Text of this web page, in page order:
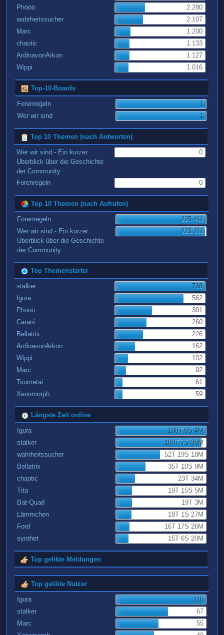
Phööö
2.280
wahrheitssucher
2.107
Marc
1.200
chaotic
1.133
ArdinavonArkon
1.127
Wippi
1.016
Top-10-Boards
Forenregeln
1
Wer wir sind
1
Top 10 Themen (nach Antworten)
Wer wir sind - Ein kurzer
Überblick über die Geschichte
der Community
0
Forenregeln 0
Top 10 Themen (nach Aufrufen)
Forenregeln
225.411
Wer wir sind - Ein kurzer
Überblick über die Geschichte
der Community
223.211
Top Themenstarter
stalker
738
Igura
562
Phööö
301
Carani
260
Bellatrix
226
ArdinavonArkon
162
Wippi
102
Marc
92
Tsumetai
61
Xenomorph
59
Längste Zeit online
Igura
108T 6S 4M
stalker
103T 7S 36M
wahrheitssucher
52T 19S 18M
Bellatrix
35T 10S 9M
chaotic
23T 34M
Tita
19T 15S 5M
Bat-Quad
19T 3M
Lämmchen
18T 1S 27M
Ford
16T 17S 26M
synthet
15T 6S 20M
Top gelikte Meldungen
Top gelikte Nutzer
Igura
116
stalker
67
Marc
55